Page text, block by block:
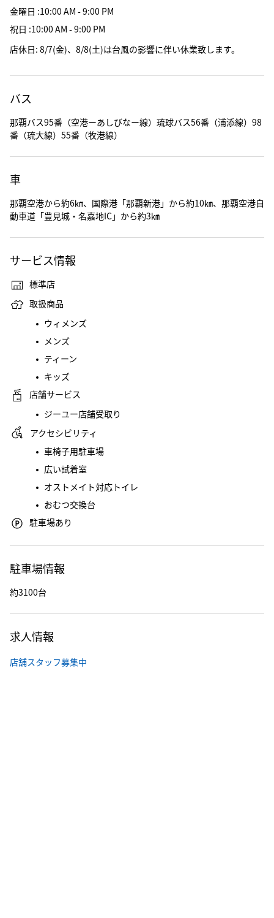
金曜日 :10:00 AM - 9:00 PM
祝日 :10:00 AM - 9:00 PM
店休日: 8/7(金)、8/8(土)は台風の影響に伴い休業致します。
バス
那覇バス95番（空港ーあしびなー線）琉球バス56番（浦添線）98
番（琉大線）55番（牧港線）
車
那覇空港から約6㎞、国際港「那覇新港」から約10㎞、那覇空港自
動車道「豊見城・名嘉地IC」から約3㎞
サービス情報
標準店
取扱商品
ウィメンズ
メンズ
ティーン
キッズ
店舗サービス
ジーユー店舗受取り
アクセシビリティ
車椅子用駐車場
広い試着室
オストメイト対応トイレ
おむつ交換台
駐車場あり
駐車場情報
約3100台
求人情報
店舗スタッフ募集中